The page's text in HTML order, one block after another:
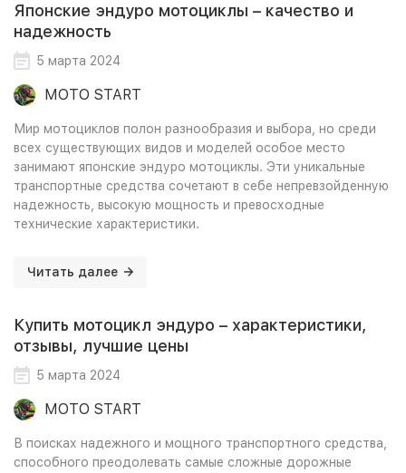
Японские эндуро мотоциклы – качество и
надежность
5 марта 2024
MOTO START
Мир мотоциклов полон разнообразия и выбора, но среди
всех существующих видов и моделей особое место
занимают японские эндуро мотоциклы. Эти уникальные
транспортные средства сочетают в себе непревзойденную
надежность, высокую мощность и превосходные
технические характеристики.
Читать далее
Купить мотоцикл эндуро – характеристики,
отзывы, лучшие цены
5 марта 2024
MOTO START
В поисках надежного и мощного транспортного средства,
способного преодолевать самые сложные дорожные